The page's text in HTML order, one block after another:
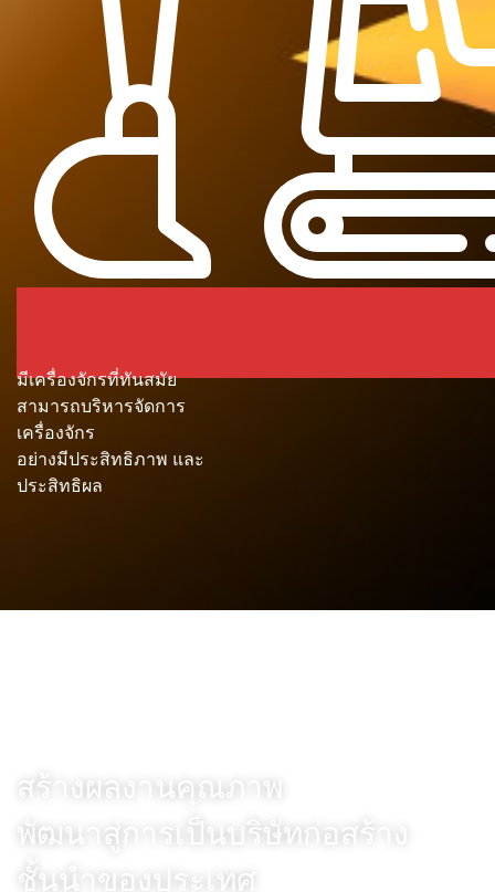
มีเครื่องจักรที่ทันสมัย
สามารถบริหารจัดการ
เครื่องจักร
อย่างมีประสิทธิภาพ และ
ประสิทธิผล
สร้างผลงานคุณภาพ
พัฒนาสู่การเป็นบริษัทก่อสร้าง
ชั้นนำของประเทศ